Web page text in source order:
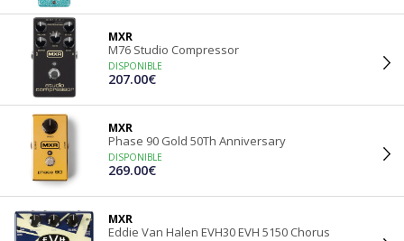
MXR
M76 Studio Compressor
DISPONIBLE
207.00€
MXR
Phase 90 Gold 50Th Anniversary
DISPONIBLE
269.00€
MXR
Eddie Van Halen EVH30 EVH 5150 Chorus